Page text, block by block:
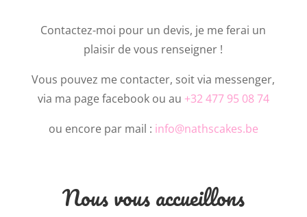
Contactez-moi pour un devis, je me ferai un
plaisir de vous renseigner !
Vous pouvez me contacter, soit via messenger,
via ma page facebook ou au +32 477 95 08 74
ou encore par mail : info@nathscakes.be
Nous vous accueillons